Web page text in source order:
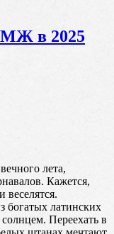
в 2025
лета,
Кажется,
веселятся.
богатых латинских
Переехать в